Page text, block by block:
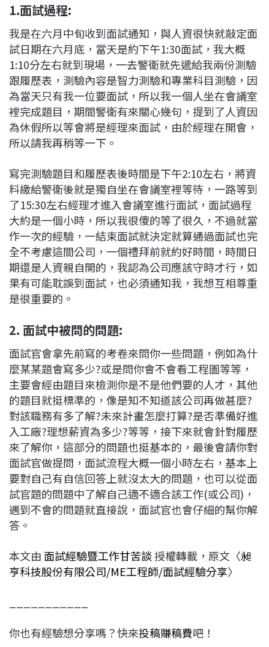
b
o
o
k
d
s
d
I
i
n
k
1.面試過程:
我是在六月中旬收到面試通知，與人資很快就敲定面
試日期在六月底，當天是約下午1:30面試，我大概
1:10分左右就到現場，一去警衛就先遞給我兩份測驗
跟履歷表，測驗內容是智力測驗和專業科目測驗，因
為當天只有我一位要面試，所以我一個人坐在會議室
裡完成題目，期間警衛有來關心幾句，提到了人資因
為休假所以等會將是經理來面試，由於經理在開會，
所以請我再稍等一下。
寫完測驗題目和履歷表後時間是下午2:10左右，將資
料繳給警衛後就是獨自坐在會議室裡等待，一路等到
了15:30左右經理才進入會議室進行面試，面試過程
大約是一個小時，所以我很傻的等了很久，不過就當
作一次的經驗，一結束面試就決定就算通過面試也完
全不考慮這間公司，一個禮拜前就約好時間，時間日
期還是人資親自開的，我認為公司應該守時才行，如
果有可能耽誤到面試，也必須通知我，我想互相尊重
是很重要的。
2. 面試中被問的問題:
面試官會拿先前寫的考卷來問你一些問題，例如為什
麼某某題會寫多少?或是問你會不會看工程圖等等，
主要會經由題目來檢測你是不是他們要的人才，其他
的題目就挺標準的，像是知不知道該公司再做甚麼?
對該職務有多了解?未來計畫怎麼打算?是否準備好進
入工廠?理想薪資為多少?等等，接下來就會針對履歷
來了解你，這部分的問題也挺基本的，最後會請你對
面試官做提問，面試流程大概一個小時左右，基本上
要對自己有自信回答上就沒太大的問題，也可以從面
試官題的問題中了解自己適不適合該工作(或公司)，
遇到不會的問題就直接說，面試官也會仔細的幫你解
答。
本文由 面試經驗暨工作甘苦談授權轉載，原文〈昶
亨科技股份有限公司/ME工程師/面試經驗分享〉
你也有經驗想分享嗎？快來投稿賺稿費吧！